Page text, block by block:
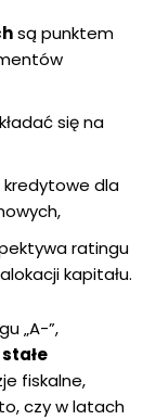
są punktem
się na
kredytowe dla
ratingu
kapitału.
„A-”,
fiskalne,
czy w latach